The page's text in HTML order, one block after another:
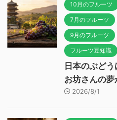
10月のフルーツ
7月のフルーツ
9月のフルーツ
フルーツ豆知識
日本のぶど
お坊さんの
2026/8/1